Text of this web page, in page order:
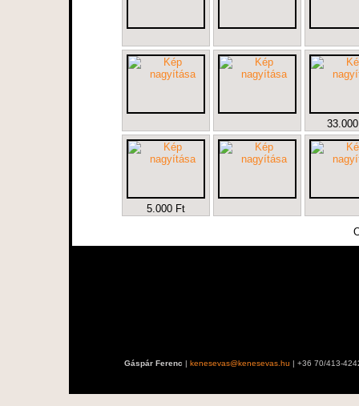
5.000 Ft
Gáspár Ferenc | kenesevas@kenesevas.hu | +36 70/413-